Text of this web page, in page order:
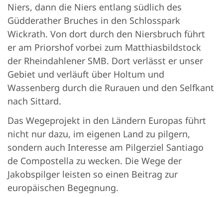
Niers, dann die Niers entlang südlich des
Güdderather Bruches in den Schlosspark
Wickrath. Von dort durch den Niersbruch führt
er am Priorshof vorbei zum Matthiasbildstock
der Rheindahlener SMB. Dort verlässt er unser
Gebiet und verläuft über Holtum und
Wassenberg durch die Rurauen und den Selfkant
nach Sittard.
Das Wegeprojekt in den Ländern Europas führt
nicht nur dazu, im eigenen Land zu pilgern,
sondern auch Interesse am Pilgerziel Santiago
de Compostella zu wecken. Die Wege der
Jakobspilger leisten so einen Beitrag zur
europäischen Begegnung.